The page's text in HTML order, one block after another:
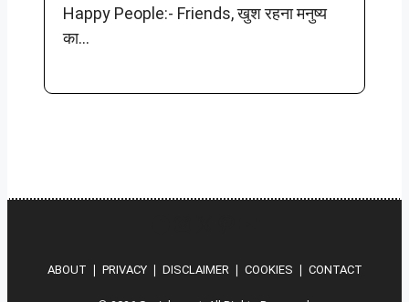
Happy People:- Friends, खुश रहना मनुष्य
का...
ABOUT ❘ PRIVACY❘ DISCLAIMER❘ COOKIES ❘ CONTACT